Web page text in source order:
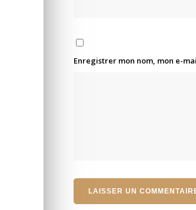
Enregistrer mon nom, mon e-